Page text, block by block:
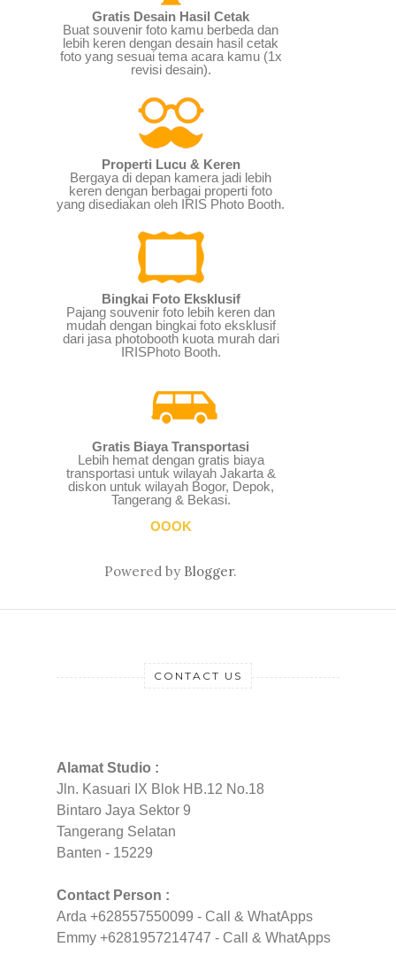
Gratis Desain Hasil Cetak
Buat souvenir foto kamu berbeda dan
lebih keren dengan desain hasil cetak
foto yang sesuai tema acara kamu (1x
revisi desain).
Properti Lucu & Keren
Bergaya di depan kamera jadi lebih
keren dengan berbagai properti foto
yang disediakan oleh IRIS Photo Booth.
Bingkai Foto Eksklusif
Pajang souvenir foto lebih keren dan
mudah dengan bingkai foto eksklusif
dari jasa photobooth kuota murah dari
IRISPhoto Booth.
Gratis Biaya Transportasi
Lebih hemat dengan gratis biaya
transportasi untuk wilayah Jakarta &
diskon untuk wilayah Bogor, Depok,
Tangerang & Bekasi.
OOOK
Powered by Blogger.
CONTACT US
Alamat Studio :
Jln. Kasuari IX Blok HB.12 No.18
Bintaro Jaya Sektor 9
Tangerang Selatan
Banten - 15229
Contact Person :
Arda +628557550099 - Call & WhatApps
Emmy +6281957214747 - Call & WhatApps